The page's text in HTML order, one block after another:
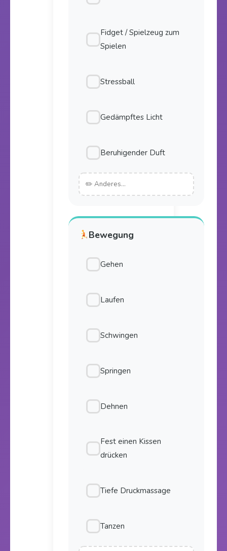
Fidget / Spielzeug zum
Spielen
Stressball
Gedämpftes Licht
Beruhigender Duft
Bewegung
Gehen
Laufen
Schwingen
Springen
Dehnen
Fest einen Kissen
drücken
Tiefe Druckmassage
Tanzen